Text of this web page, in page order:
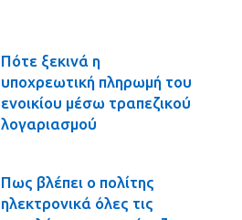
Πότε ξεκινά η
υποχρεωτική πληρωμή του
ενοικίου μέσω τραπεζικού
λογαριασμού
Πως βλέπει ο πολίτης
ηλεκτρονικά όλες τις